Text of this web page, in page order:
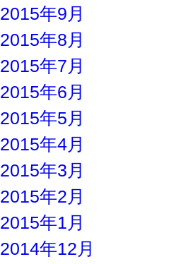
2015年9月
2015年8月
2015年7月
2015年6月
2015年5月
2015年4月
2015年3月
2015年2月
2015年1月
2014年12月